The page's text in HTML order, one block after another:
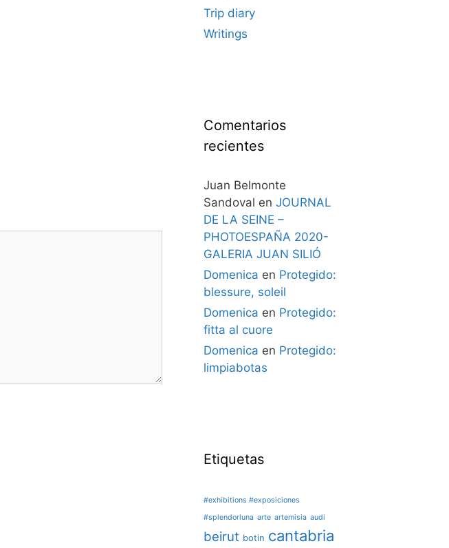
Trip diary
Writings
Comentarios
recientes
Juan Belmonte
Sandoval en JOURNAL
DE LA SEINE –
PHOTOESPAÑA 2020-
GALERIA JUAN SILIÓ
Domenica en Protegido:
blessure, soleil
Domenica en Protegido:
fitta al cuore
Domenica en Protegido:
limpiabotas
Etiquetas
#exhibitions #exposiciones
#splendorluna arte artemisia audi
beirut botin cantabria